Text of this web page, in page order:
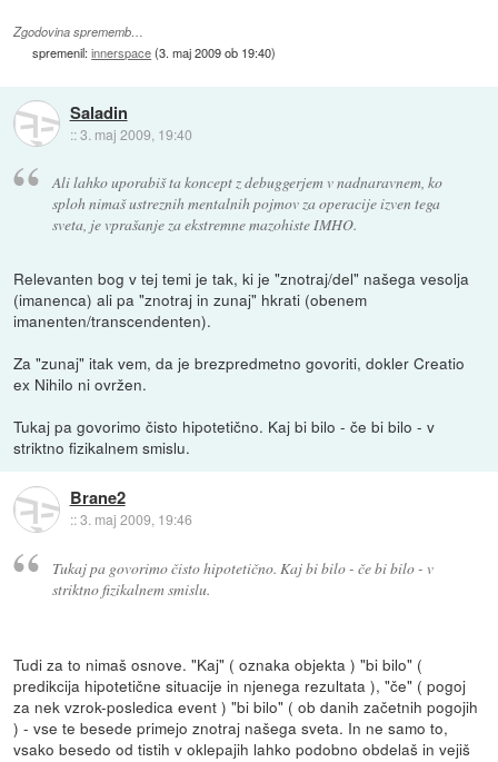
Zgodovina sprememb…
spremenil:innerspace(3. maj 2009 ob 19:40)
Saladin
::3. maj 2009, 19:40
Ali lahko uporabiš ta koncept z debuggerjem v nadnaravnem, ko
sploh nimaš ustreznih mentalnih pojmov za operacije izven tega
sveta, je vprašanje za ekstremne mazohiste IMHO.
Relevanten bog v tej temi je tak, ki je "znotraj/del" našega vesolja
(imanenca) ali pa "znotraj in zunaj" hkrati (obenem
imanenten/transcendenten).
Za "zunaj" itak vem, da je brezpredmetno govoriti, dokler Creatio
ex Nihilo ni ovržen.
Tukaj pa govorimo čisto hipotetično. Kaj bi bilo - če bi bilo - v
striktno fizikalnem smislu.
Brane2
::3. maj 2009, 19:46
Tukaj pa govorimo čisto hipotetično. Kaj bi bilo - če bi bilo - v
striktno fizikalnem smislu.
Tudi za to nimaš osnove. "Kaj" ( oznaka objekta ) "bi bilo" (
predikcija hipotetične situacije in njenega rezultata ), "če" ( pogoj
za nek vzrok-posledica event ) "bi bilo" ( ob danih začetnih pogojih
) - vse te besede primejo znotraj našega sveta. In ne samo to,
vsako besedo od tistih v oklepajih lahko podobno obdelaš in vejiš